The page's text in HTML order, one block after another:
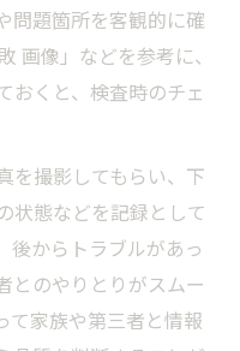
問題箇所を客観的に確
画像」などを参考に、
おくと、検査時のチェ
を撮影してもらい、下
状態などを記録として
後からトラブルがあっ
とのやりとりがスムー
て家族や第三者と情報